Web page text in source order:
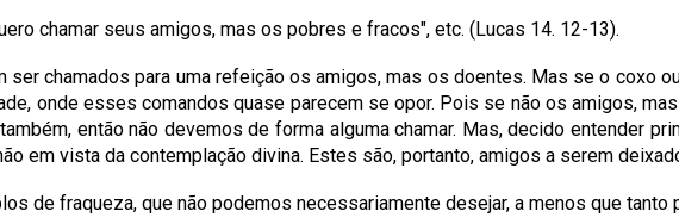
chamar seus amigos, mas os pobres e fracos", etc. (Lucas 14. 12-13).
ser chamados para uma refeição os amigos, mas os doentes. Mas se o coxo
onde esses comandos quase parecem se opor. Pois se não os amigos,
então não devemos de forma alguma chamar. Mas, decido entender
em vista da contemplação divina. Estes são, portanto, amigos a serem
de fraqueza, que não podemos necessariamente desejar, a menos que tanto